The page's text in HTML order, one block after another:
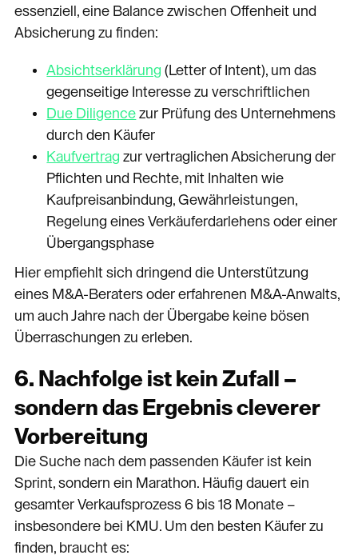
essenziell, eine Balance zwischen Offenheit und
Absicherung zu finden:
Absichtserklärung (Letter of Intent), um das
gegenseitige Interesse zu verschriftlichen
Due Diligence zur Prüfung des Unternehmens
durch den Käufer
Kaufvertrag zur vertraglichen Absicherung der
Pflichten und Rechte, mit Inhalten wie
Kaufpreisanbindung, Gewährleistungen,
Regelung eines Verkäuferdarlehens oder einer
Übergangsphase
Hier empfiehlt sich dringend die Unterstützung
eines M&A-Beraters oder erfahrenen M&A-Anwalts,
um auch Jahre nach der Übergabe keine bösen
Überraschungen zu erleben.
6. Nachfolge ist kein Zufall –
sondern das Ergebnis cleverer
Vorbereitung
Die Suche nach dem passenden Käufer ist kein
Sprint, sondern ein Marathon. Häufig dauert ein
gesamter Verkaufsprozess 6 bis 18 Monate –
insbesondere bei KMU. Um den besten Käufer zu
finden, braucht es: